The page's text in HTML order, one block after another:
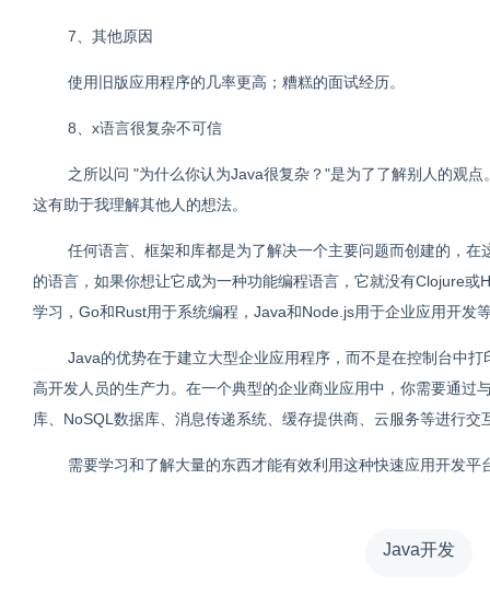
7、其他原因
使用旧版应用程序的几率更高；糟糕的面试经历。
8、x语言很复杂不可信
之所以问 "为什么你认为Java很复杂？"是为了了解别人的观
这有助于我理解其他人的想法。
任何语言、框架和库都是为了解决一个主要问题而创建的，
的语言，如果你想让它成为一种功能编程语言，它就没有Clojure
学习，Go和Rust用于系统编程，Java和Node.js用于企业应用开发
Java的优势在于建立大型企业应用程序，而不是在控制台中
高开发人员的生产力。 在一个典型的企业商业应用中，你需要通过
库、NoSQL数据库、消息传递系统、缓存提供商、云服务等进行交
需要学习和了解大量的东西才能有效利用这种快速应用开发
Java开发